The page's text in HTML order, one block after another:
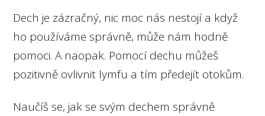
Dech je zázračný, nic moc nás nestojí a když
ho používáme správně, může nám hodně
pomoci. A naopak. Pomocí dechu můžeš
pozitivně ovlivnit lymfu a tím předejít otokům.
Naučíš se, jak se svým dechem správně